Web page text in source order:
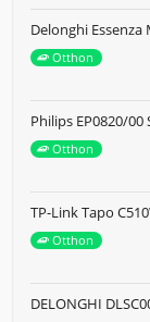
Delonghi Essenza
Otthon
Philips EP0820/
Otthon
TP-Link Tapo
Otthon
DELONGHI